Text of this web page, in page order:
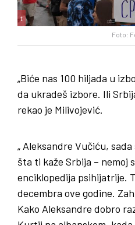
Foto:
t
„Biće nas 100 hiljada u
da ukradeš izbore. Ili
rekao je Milivojević.
„ Aleksandre Vučiću,
šta ti kaže Srbija – nemoj
enciklopedija psihijatrije.
decembra ove godine.
Kako Aleksandre dobro